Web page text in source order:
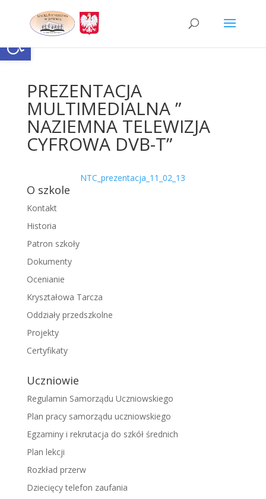
contentOtwórz pasek narzędzi
PREZENTACJA
MULTIMEDIALNA ”
NAZIEMNA TELEWIZJA
CYFROWA DVB-T”
NTC_prezentacja_11_02_13
O szkole
Kontakt
Historia
Patron szkoły
Dokumenty
Ocenianie
Kryształowa Tarcza
Oddziały przedszkolne
Projekty
Certyfikaty
Uczniowie
Regulamin Samorządu Uczniowskiego
Plan pracy samorządu uczniowskiego
Egzaminy i rekrutacja do szkół średnich
Plan lekcji
Rozkład przerw
Dziecięcy telefon zaufania